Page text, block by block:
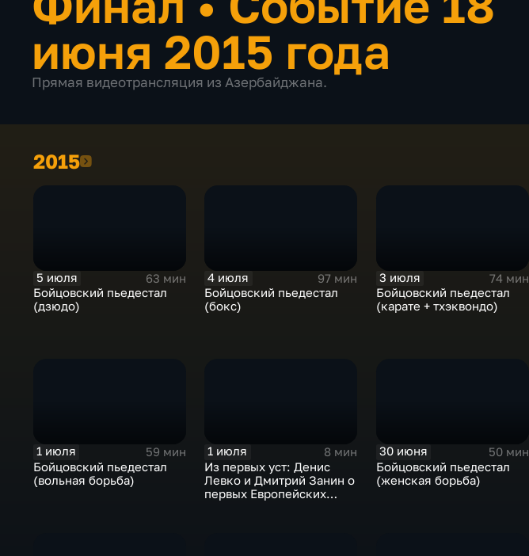
июня 2015 года
Прямая видеотрансляция из Азербайджана.
20152015
5 июля
63 мин
Бойцовский пьедестал
(дзюдо)
4 июля
97 мин
Бойцовский пьедестал
(бокс)
3 июля
74 мин
Бойцовский пьедестал
(карате + тхэквондо)
1 июля
59 мин
Бойцовский пьедестал
(вольная борьба)
1 июля
8 мин
Из первых уст: Денис
Левко и Дмитрий Занин о
первых Европейских
30 июня
50 мин
Бойцовский пьедестал
(женская борьба)